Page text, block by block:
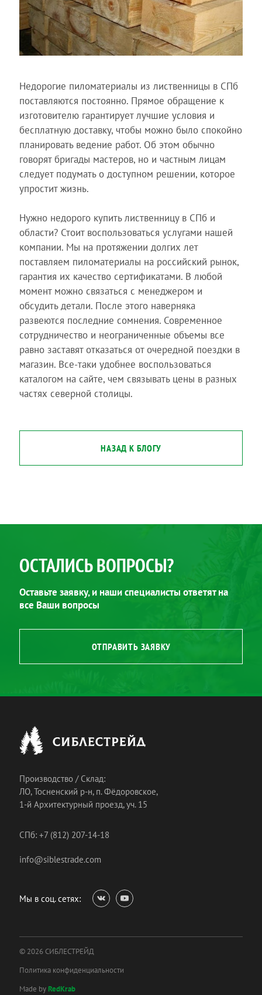
Недорогие пиломатериалы из лиственницы в СПб
поставляются постоянно. Прямое обращение к
изготовителю гарантирует лучшие условия и
бесплатную доставку, чтобы можно было спокойно
планировать ведение работ. Об этом обычно
говорят бригады мастеров, но и частным лицам
следует подумать о доступном решении, которое
упростит жизнь.
Нужно недорого купить лиственницу в СПб и
области? Стоит воспользоваться услугами нашей
компании. Мы на протяжении долгих лет
поставляем пиломатериалы на российский рынок,
гарантия их качество сертификатами. В любой
момент можно связаться с менеджером и
обсудить детали. После этого наверняка
развеются последние сомнения. Современное
сотрудничество и неограниченные объемы все
равно заставят отказаться от очередной поездки в
магазин. Все-таки удобнее воспользоваться
каталогом на сайте, чем связывать цены в разных
частях северной столицы.
НАЗАД К БЛОГУ
ОСТАЛИСЬ ВОПРОСЫ?
Оставьте заявку, и наши специалисты ответят на
все Ваши вопросы
ОТПРАВИТЬ ЗАЯВКУ
Производство / Склад:
ЛО, Тосненский р-н, п. Фёдоровское,
1-й Архитектурный проезд, уч. 15
СПб: +7 (812) 207-14-18
info@siblestrade.com
Мы в соц. сетях:
© 2026 СИБЛЕСТРЕЙД
Политика конфиденциальности
Made byRedKrab